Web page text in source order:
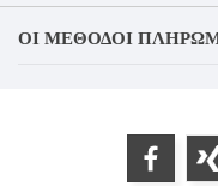
ΟΙ ΜΈΘΟΔΟΙ